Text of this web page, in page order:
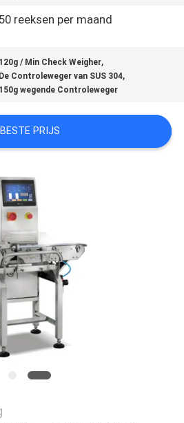
50 reeksen per maand
120g / Min Check Weigher,
De Controleweger van SUS 304,
150g wegende Controleweger
BESTE PRIJS